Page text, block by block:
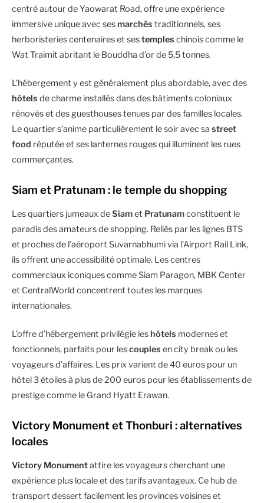
centré autour de Yaowarat Road, offre une expérience
immersive unique avec ses marchés traditionnels, ses
herboristeries centenaires et sestemples chinois comme le
Wat Traimit abritant le Bouddha d’or de 5,5 tonnes.
L’hébergement y est généralement plus abordable, avec des
hôtels de charme installés dans des bâtiments coloniaux
rénovés et des guesthouses tenues par des familles locales.
Le quartier s’anime particulièrement le soir avec sa street
food réputée et ses lanternes rouges qui illuminent les rues
commerçantes.
Siam et Pratunam : le temple du shopping
Les quartiers jumeaux deSiamet Pratunamconstituent le
paradis des amateurs de shopping. Reliés par les lignes BTS
et proches de l’aéroport Suvarnabhumi via l’Airport Rail Link,
ils offrent une accessibilité optimale. Les centres
commerciaux iconiques comme Siam Paragon, MBK Center
et CentralWorld concentrent toutes les marques
internationales.
L’offre d’hébergement privilégie les hôtels modernes et
fonctionnels, parfaits pour lescouples en city break ou les
voyageurs d’affaires. Les prix varient de 40 euros pour un
hôtel 3 étoiles à plus de 200 euros pour les établissements de
prestige comme le Grand Hyatt Erawan.
Victory Monument et Thonburi : alternatives
locales
Victory Monumentattire les voyageurs cherchant une
expérience plus locale et des tarifs avantageux. Ce hub de
transport dessert facilement les provinces voisines et